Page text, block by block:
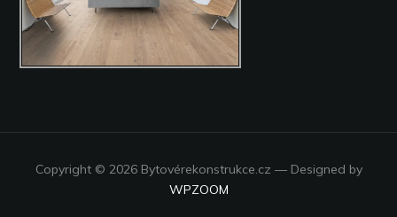
Copyright © 2026 Bytovérekonstrukce.cz — Designed by
WPZOOM